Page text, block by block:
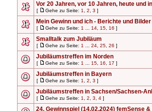
Vor 20 Jahren, vor 10 Jahren, heute und
[ Gehe zu Seite: 1 2 3 ]
Mein Gewinn und ich - Berichte und Bilder
[ Gehe zu Seite: 1 14 15 16 ]
Smalltalk zum Jubiläum
[ Gehe zu Seite: 1 24 25 26 ]
Jubiläumstreffen im Norden
[ Gehe zu Seite: 1 15 16 17 ]
Jubiläumstreffen in Bayern
[ Gehe zu Seite: 1 2 3 ]
Jubiläumstreffen in Sachsen/Sachsen-
[ Gehe zu Seite: 1 2 3 4 ]
24. Gewinnspiel (14.02.2024) femSense